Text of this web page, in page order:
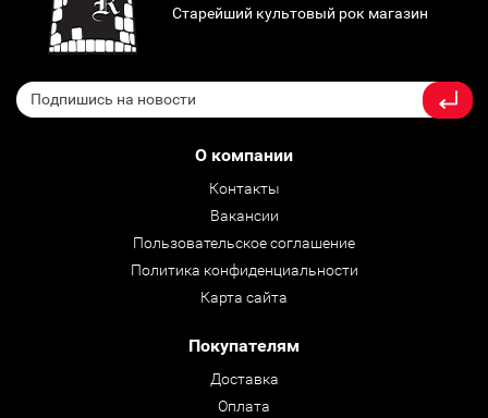
Старейший культовый рок магазин
О компании
Контакты
Вакансии
Пользовательское соглашение
Политика конфиденциальности
Карта сайта
Покупателям
Доставка
Оплата